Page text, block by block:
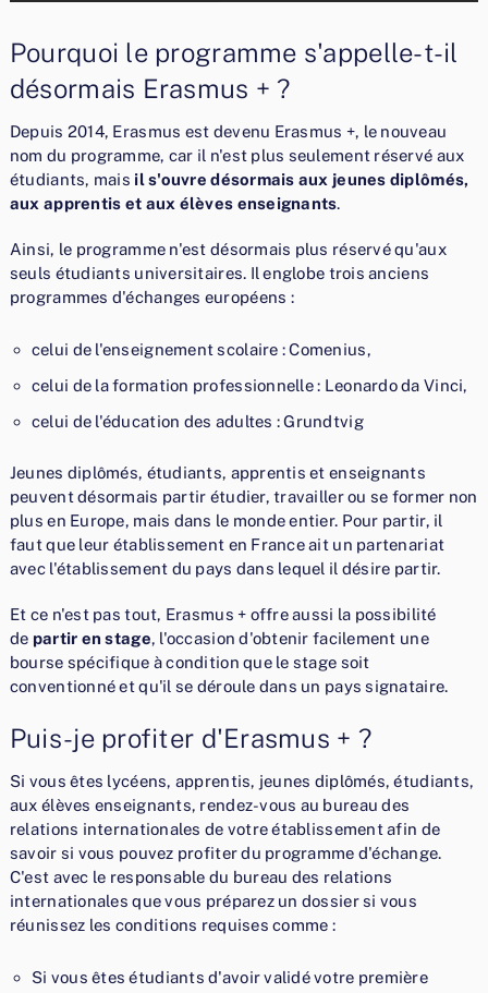
Pourquoi le programme s'appelle-t-il
désormais Erasmus + ?
Depuis 2014, Erasmus est devenu Erasmus +, le nouveau
nom du programme, car il n'est plus seulement réservé aux
étudiants, mais il s'ouvre désormais aux jeunes diplômés,
aux apprentis et aux élèves enseignants.
Ainsi, le programme n'est désormais plus réservé qu'aux
seuls étudiants universitaires. Il englobe trois anciens
programmes d'échanges européens :
celui de l'enseignement scolaire : Comenius,
celui de la formation professionnelle : Leonardo da Vinci,
celui de l'éducation des adultes : Grundtvig
Jeunes diplômés, étudiants, apprentis et enseignants
peuvent désormais partir étudier, travailler ou se former non
plus en Europe, mais dans le monde entier. Pour partir, il
faut que leur établissement en France ait un partenariat
avec l'établissement du pays dans lequel il désire partir.
Et ce n'est pas tout, Erasmus + offre aussi la possibilité
de partir en stage, l'occasion d'obtenir facilement une
bourse spécifique à condition que le stage soit
conventionné et qu'il se déroule dans un pays signataire.
Puis-je profiter d'Erasmus + ?
Si vous êtes lycéens, apprentis, jeunes diplômés, étudiants,
aux élèves enseignants, rendez-vous au bureau des
relations internationales de votre établissement afin de
savoir si vous pouvez profiter du programme d'échange.
C'est avec le responsable du bureau des relations
internationales que vous préparez un dossier si vous
réunissez les conditions requises comme :
Si vous êtes étudiants d'avoir validé votre première